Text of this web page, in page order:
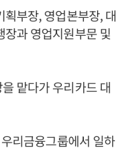
부장, 영업본부장, 대
과 영업지원부문 및
맡다가 우리카드 대
리금융그룹에서 일하